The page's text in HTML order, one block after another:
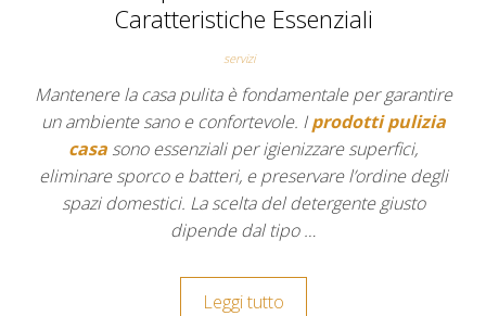
Caratteristiche Essenziali
servizi
Mantenere la casa pulita è fondamentale per garantire
un ambiente sano e confortevole. Iprodotti pulizia
casa sono essenziali per igienizzare superfici,
eliminare sporco e batteri, e preservare l’ordine degli
spazi domestici. La scelta del detergente giusto
dipende dal tipo …
Leggi tutto